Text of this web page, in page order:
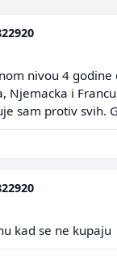
nivou 4
Njemacka i
sam protiv svih.
kad se ne kupaju